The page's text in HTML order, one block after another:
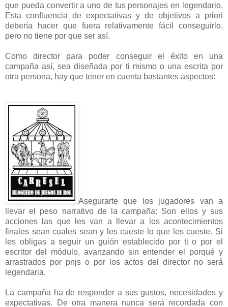
que pueda convertir a uno de tus personajes en legendario.
Esta confluencia de expectativas y de objetivos a priori
debería hacer que fuera relativamente fácil conseguirlo,
pero no tiene por que ser así.
Como director para poder conseguir el éxito en una
campaña así, sea diseñada por ti mismo o una escrita por
otra persona, hay que tener en cuenta bastantes aspectos:
Asegurarte que los jugadores van a
llevar el peso narrativo de la campaña: Son ellos y sus
acciones las que les van a llevar a los acontecimientos
finales sean cuales sean y les cueste lo que les cueste. Si
les obligas a seguir un guión establecido por ti o por el
escritor del módulo, avanzando sin entender el porqué y
arrastrados por pnjs o por los actos del director no será
legendaria.
La campaña ha de responder a sus gustos, necesidades y
expectativas. De otra manera nunca será recordada con